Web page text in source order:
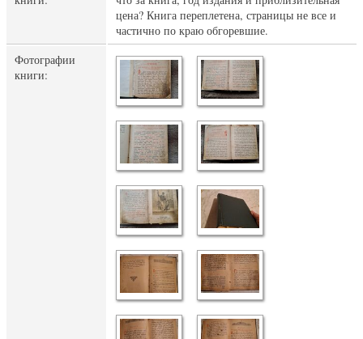
цена? Книга переплетена, страницы не все и
частично по краю обгоревшие.
Фотографии
книги: